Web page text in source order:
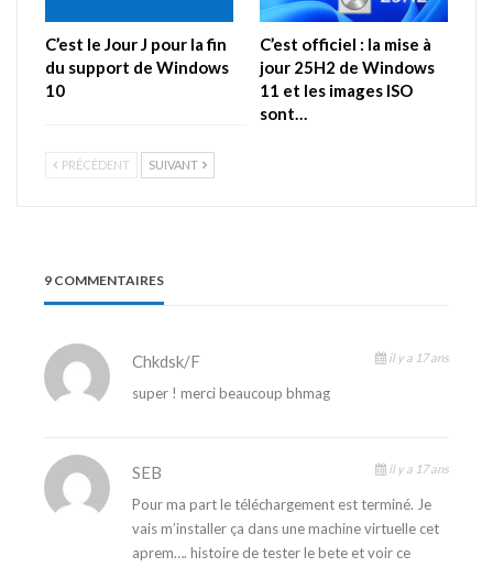
C’est le Jour J pour la fin
du support de Windows
10
C’est officiel : la mise à
jour 25H2 de Windows
11 et les images ISO
sont…
PRÉCÉDENT SUIVANT
9 COMMENTAIRES
Chkdsk/f il y a 17 ans
super ! merci beaucoup bhmag
SEB il y a 17 ans
Pour ma part le téléchargement est terminé. Je
vais m’installer ça dans une machine virtuelle cet
aprem…. histoire de tester le bete et voir ce